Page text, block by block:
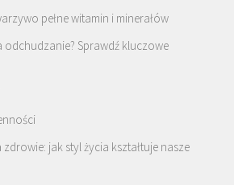
pełne witamin i minerałów
odchudzanie? Sprawdź kluczowe
jak styl życia kształtuje nasze